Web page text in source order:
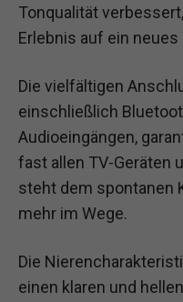
Tonqualität
Erlebnis auf ein neues
Die vielfältigen
einschließlich
Audioeingängen,
fast allen TV-Geräten
steht dem spontanen
mehr im Wege.
Die
einen klaren und